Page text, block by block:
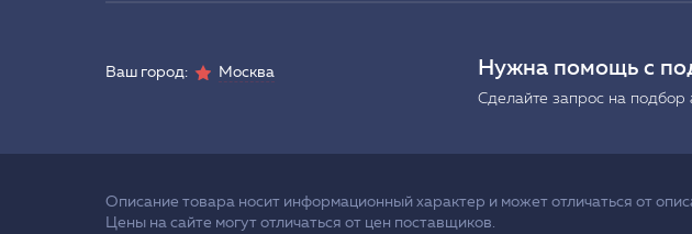
Ваш город: Москва Нужна помощь с
Сделайте запрос на подбор
Описание товара носит информационный характер и может отличаться от
Цены на сайте могут отличаться от цен поставщиков.